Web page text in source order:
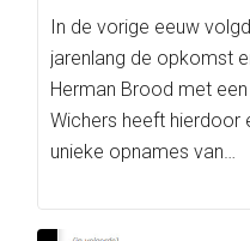
In de vorige eeuw
jarenlang de opkomst
Herman Brood met
Wichers heeft hierdoor
unieke opnames van…